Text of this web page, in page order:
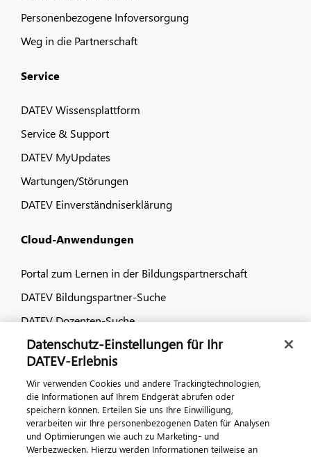
Personenbezogene Infoversorgung
Weg in die Partnerschaft
Service
DATEV Wissensplattform
Service & Support
DATEV MyUpdates
Wartungen/Störungen
DATEV Einverständniserklärung
Cloud-Anwendungen
Portal zum Lernen in der Bildungspartnerschaft
DATEV Bildungspartner-Suche
DATEV Dozenten-Suche
Dialog & Medien
Veranstaltungen
DATEV magazin
DATEV-Community
Datenschutz-Einstellungen für Ihr
DATEV-Erlebnis
Wir verwenden Cookies und andere Trackingtechnologien,
die Informationen auf Ihrem Endgerät abrufen oder
speichern können. Erteilen Sie uns Ihre Einwilligung,
verarbeiten wir Ihre personenbezogenen Daten für Analysen
und Optimierungen wie auch zu Marketing- und
Werbezwecken. Hierzu werden Informationen teilweise an